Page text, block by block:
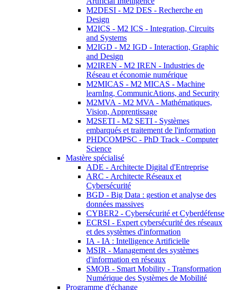
M2DESI - M2 DES - Recherche en
Design
M2ICS - M2 ICS - Integration, Circuits
and Systems
M2IGD - M2 IGD - Interaction, Graphic
and Design
M2IREN - M2 IREN - Industries de
Réseau et économie numérique
M2MICAS - M2 MICAS - Machine
learnIng, CommunicAtions, and Security
M2MVA - M2 MVA - Mathématiques,
Vision, Apprentissage
M2SETI - M2 SETI - Systèmes
embarqués et traitement de l'information
PHDCOMPSC - PhD Track - Computer
Science
Mastère spécialisé
ADE - Architecte Digital d'Entreprise
ARC - Architecte Réseaux et
Cybersécurité
BGD - Big Data : gestion et analyse des
données massives
CYBER2 - Cybersécurité et Cyberdéfense
ECRSI - Expert cybersécurité des réseaux
et des systèmes d'information
IA - IA : Intelligence Artificielle
MSIR - Management des systèmes
d'information en réseaux
SMOB - Smart Mobility - Transformation
Numérique des Systèmes de Mobilité
Programme d'échange